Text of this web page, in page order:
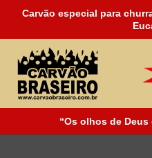
Carvão especial para
“Os olhos de